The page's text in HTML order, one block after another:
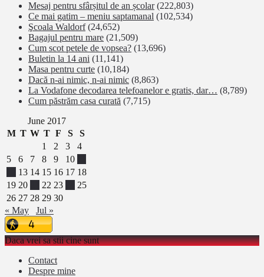
Mesaj pentru sfârșitul de an școlar (222,803)
Ce mai gatim – meniu saptamanal (102,534)
Şcoala Waldorf (24,652)
Bagajul pentru mare (21,509)
Cum scot petele de vopsea? (13,696)
Buletin la 14 ani (11,141)
Masa pentru curte (10,184)
Dacă n-ai nimic, n-ai nimic (8,863)
La Vodafone decodarea telefoanelor e gratis, dar… (8,789)
Cum păstrăm casa curată (7,715)
June 2017
M T W T F S
S
1
2 3
4
5
6 7 8 9 10
13 14 15 16 17 18
19 20 22 23
25
26 27 28 29 30
« May
Jul »
Daca vrei sa stii cine sunt
Contact
Despre mine